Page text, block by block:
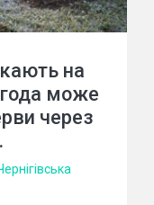
на
може
через